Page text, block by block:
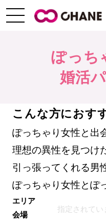
ぽっち
婚活
こんな方におす
ぽっちゃり女性と出
理想の異性を見つけ
引っ張ってくれる男
ぽっちゃり女性とぽ
エリア
会場
指定されてい